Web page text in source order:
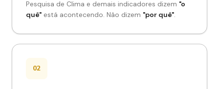
Pesquisa de Clima e demais indicadores dizem "o
quê" está acontecendo. Não dizem "por quê".
02